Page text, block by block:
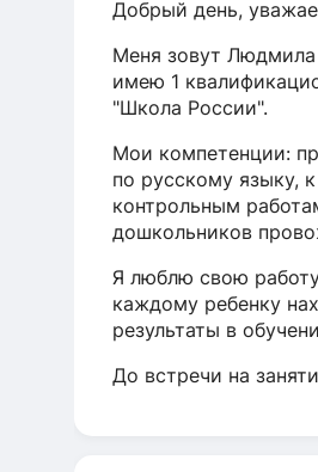
Добрый день,
Меня зовут Людмила
имею 1
"Школа России".
Мои компетенции:
по русскому языку,
контрольным
дошкольников
Я люблю свою
каждому ребенку
результаты в
До встречи на